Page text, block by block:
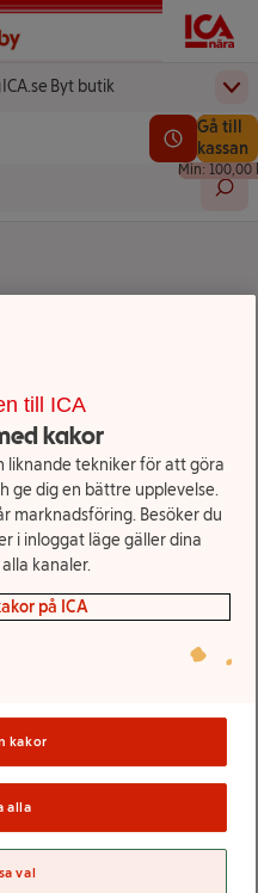
ICA.se
(öppnas i ett nytt fönster)
Byt butik
(öppnas i ett nytt fönster)
Sök
Se lediga
Gå till
kassan
Totalt
0,00 kr
Min: 100,00
hjälpa
SVAR AV VÅR
till ICA
kakor
liknande tekniker för att göra
ge dig en bättre upplevelse.
marknadsföring. Besöker du
i inloggat läge gäller dina
kanaler.
på ICA
kakor
alla
val